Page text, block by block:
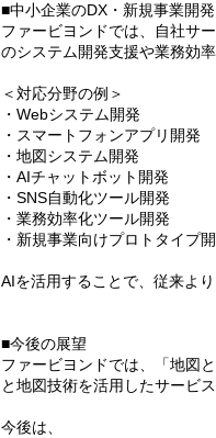
■中小企業のDX・新規事業開
ファービヨンドでは、自社サ
のシステム開発支援や業務効
＜対応分野の例＞
・Webシステム開発
・スマートフォンアプリ開発
・地図システム開発
・AIチャットボット開発
・SNS自動化ツール開発
・業務効率化ツール開発
・新規事業向けプロトタイプ
AIを活用することで、従来よ
■今後の展望
ファービヨンドでは、「地図
と地図技術を活用したサービ
今後は、